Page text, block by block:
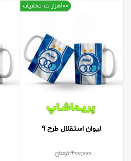
لیوان استقلال طرح 9
400,000تومان
100هزار ت تخفیف